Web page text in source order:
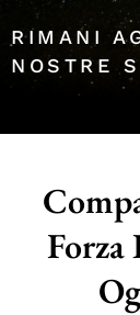
RIMANI
NOSTRE
Forza